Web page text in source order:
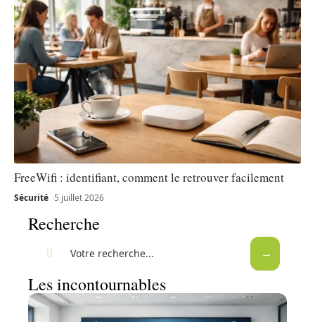
FreeWifi : identifiant, comment le retrouver facilement
Sécurité 5 juillet 2026
Recherche
Les incontournables